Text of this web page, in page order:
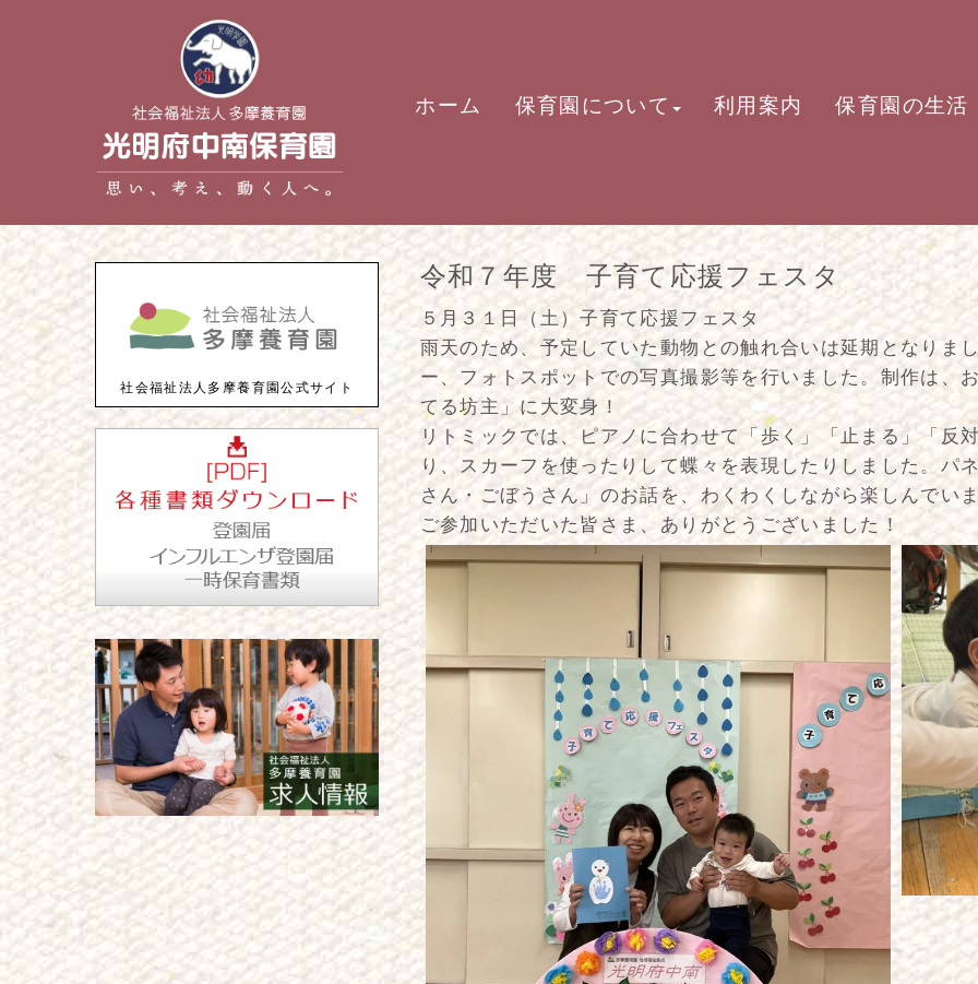
ホーム 保育園について 利用案内 保育園の生活
令和７年度 子育て応援フェスタ
５月３１日（土）子育て応援フェスタ
雨天のため、予定していた動物との触れ合いは延期となりま
ー、フォトスポットでの写真撮影等を行いました。制作は、
てる坊主」に大変身！
リトミックでは、ピアノに合わせて「歩く」「止まる」「反
り、スカーフを使ったりして蝶々を表現したりしました。パ
さん・ごぼうさん」のお話を、わくわくしながら楽しんでい
ご参加いただいた皆さま、ありがとうございました！
社会福祉法人多摩養育園公式サイト